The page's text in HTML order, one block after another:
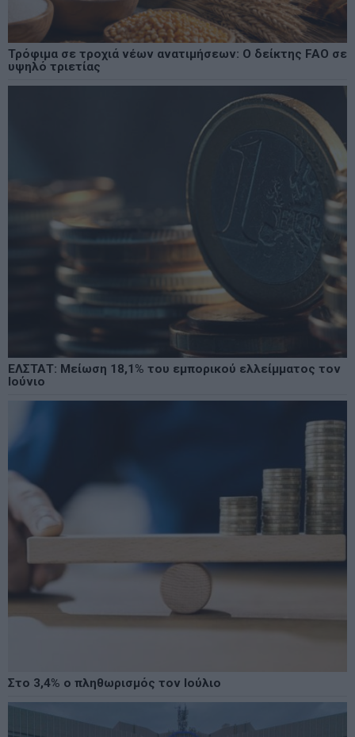
Τρόφιμα σε τροχιά νέων ανατιμήσεων: Ο δείκτης FAO σε
υψηλό τριετίας
ΕΛΣΤΑΤ: Μείωση 18,1% του εμπορικού ελλείμματος τον
Ιούνιο
Στο 3,4% ο πληθωρισμός τον Ιούλιο